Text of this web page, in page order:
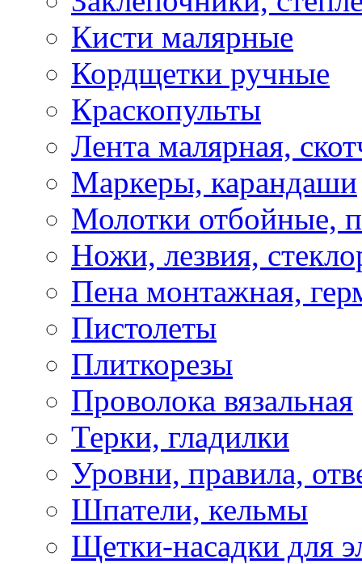
Кисти малярные
Кордщетки ручные
Краскопульты
Лента малярная,
Маркеры, карандаши
Молотки отбойные,
Ножи, лезвия,
Пена монтажная,
Пистолеты
Плиткорезы
Проволока вязальная
Терки, гладилки
Уровни, правила,
Шпатели, кельмы
Щетки-насадки для